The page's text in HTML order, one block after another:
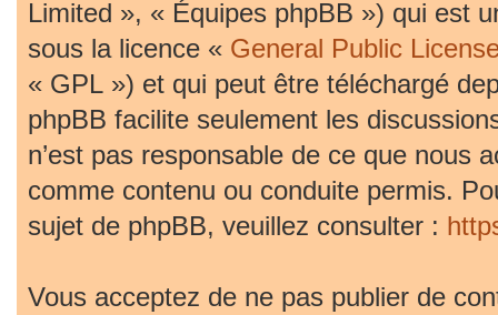
Limited », « Équipes phpBB ») qui est
sous la licence « General Public
« GPL ») et qui peut être téléchargé
phpBB facilite seulement les
n’est pas responsable de ce que nous
comme contenu ou conduite permis.
sujet de phpBB, veuillez consulter :
Vous acceptez de ne pas publier de